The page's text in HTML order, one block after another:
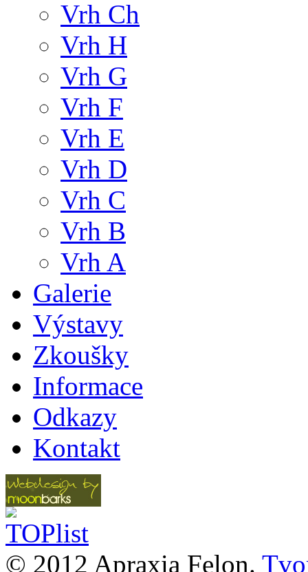
Vrh Ch
Vrh H
Vrh G
Vrh F
Vrh E
Vrh D
Vrh C
Vrh B
Vrh A
Galerie
Výstavy
Zkoušky
Informace
Odkazy
Kontakt
© 2012 Apraxia Felon.